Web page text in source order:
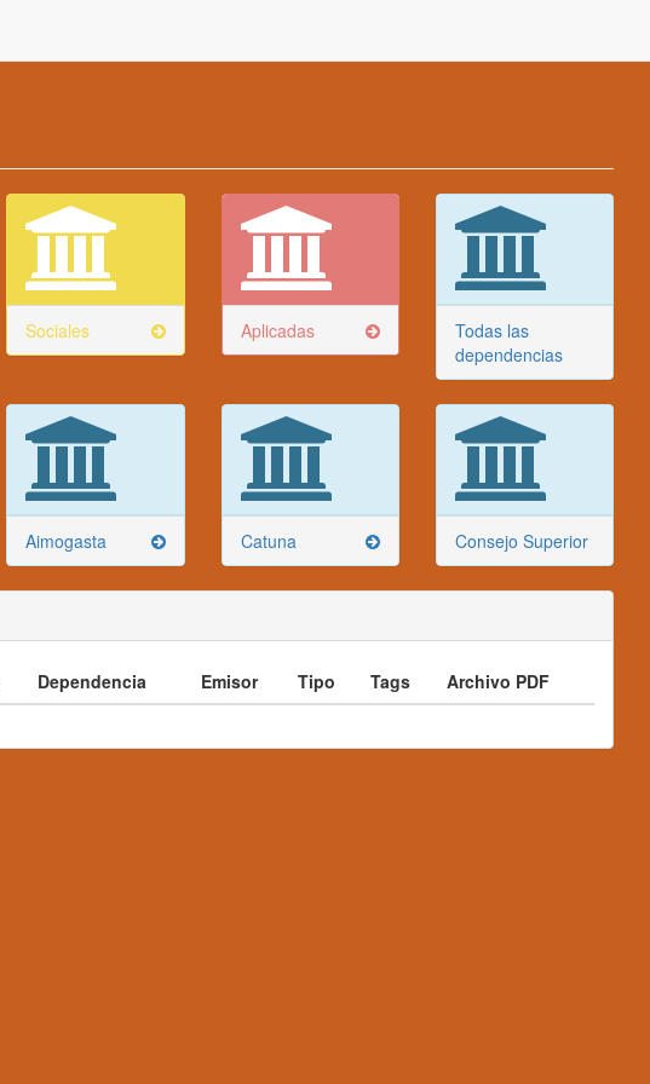
Sociales Aplicadas
Todas las
dependencias
Aimogasta Catuna Consejo Superior
Dependencia Emisor Tipo Tags Archivo PDF